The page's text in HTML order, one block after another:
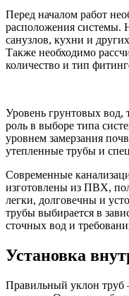
Перед началом работ
расположения системы.
санузлов, кухни и
Также необходимо
количество и тип
Уровень грунтовых
роль в выборе типа
уровнем замерзания
утепленные трубы и
Современные
изготовлены из ПВХ,
легки, долговечны и
трубы выбирается в
сточных вод и
Установка
Правильный уклон труб